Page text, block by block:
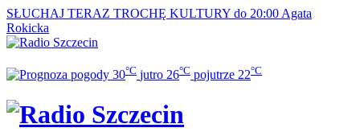
SŁUCHAJ TERAZ TROCHĘ KULTURY do 20:00 Agata
Rokicka
30°C jutro 26°C pojutrze 22°C